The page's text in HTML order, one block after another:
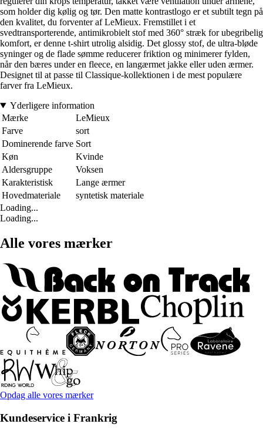
som holder dig kølig og tør. Den matte kontrastlogo er et subtilt tegn på
den kvalitet, du forventer af LeMieux. Fremstillet i et
svedtransporterende, antimikrobielt stof med 360° stræk for ubegribelig
komfort, er denne t-shirt utrolig alsidig. Det glossy stof, de ultra-bløde
syninger og de flade sømme reducerer friktion og minimerer fylden,
når den bæres under en fleece, en langærmet jakke eller uden ærmer.
Designet til at passe til Classique-kollektionen i de mest populære
farver fra LeMieux.
Yderligere information
Mærke
LeMieux
Farve
sort
Dominerende farve Sort
Køn
Kvinde
Aldersgruppe
Voksen
Karakteristisk
Lange ærmer
Hovedmateriale
syntetisk materiale
Loading...
Loading...
Alle vores mærker
Opdag alle vores mærker
Kundeservice i Frankrig